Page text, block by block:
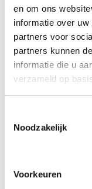
en om ons
informatie over
partners voor
partners kunnen
informatie die u
verzameld op
Noodzakelijk
Voorkeuren
Zaansch
freek de
€ 13,55
Luisterboek -